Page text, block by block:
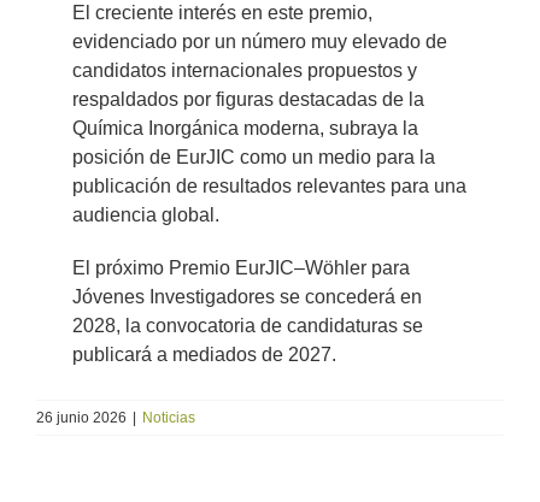
El creciente interés en este premio,
evidenciado por un número muy elevado de
candidatos internacionales propuestos y
respaldados por figuras destacadas de la
Química Inorgánica moderna, subraya la
posición de EurJIC como un medio para la
publicación de resultados relevantes para una
audiencia global.
El próximo Premio EurJIC–Wöhler para
Jóvenes Investigadores se concederá en
2028, la convocatoria de candidaturas se
publicará a mediados de 2027.
26 junio 2026 | Noticias